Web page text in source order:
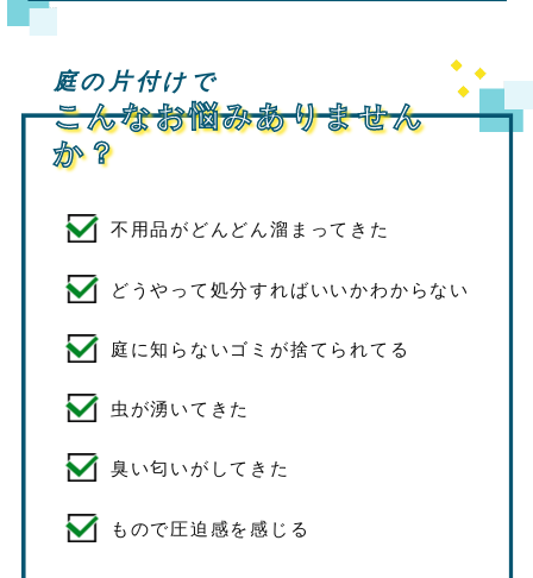
庭の片付けで
こんなお悩みありません
か？
不用品がどんどん溜まってきた
どうやって処分すればいいかわからない
庭に知らないゴミが捨てられてる
虫が湧いてきた
臭い匂いがしてきた
もので圧迫感を感じる